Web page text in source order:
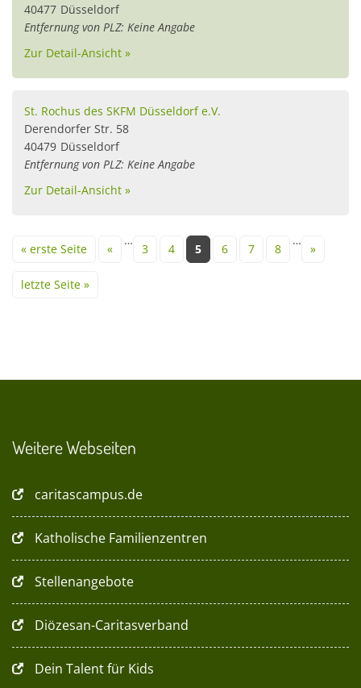
40477 Düsseldorf
Entfernung von PLZ: Keine Angabe
Zur Detail-Ansicht »
St. Rochus des SKFM Düsseldorf e.V.
Derendorfer Str. 58
40479 Düsseldorf
Entfernung von PLZ: Keine Angabe
Zur Detail-Ansicht »
« erste Seite «
…
3 4 5 6 7 8
…
»
letzte Seite »
Weitere Webseiten
caritascampus.de
Katholische Familienzentren
Stellenangebote
Diözesan-Caritasverband
Dein Talent für Kids